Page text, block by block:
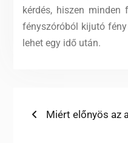
kérdés, hiszen
fényszóróból kijutó
lehet egy idő után.
Bejegyzés
Previous
Miért előnyös az